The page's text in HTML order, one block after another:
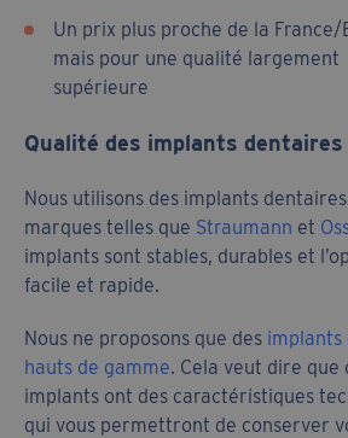
Un prix plus proche de la France/
mais pour une qualité largement
supérieure
Qualité des implants dentaires
Nous utilisons des implants
marques telles que Straumann et
implants sont stables, durables et
facile et rapide.
Nous ne proposons que des implants
hauts de gamme. Cela veut dire que
implants ont des caractéristiques
qui vous permettront de conserver